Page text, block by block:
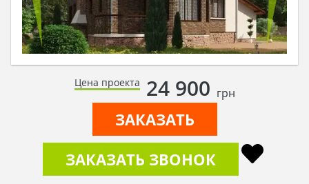
Цена проекта 24 900 грн
ЗАКАЗАТЬ
ЗАКАЗАТЬ ЗВОНОК